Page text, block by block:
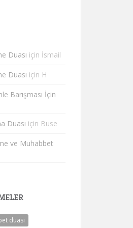
Duası için İsmail
Duası için H
Barışması İçin
Duası için Buse
ve Muhabbet
duası